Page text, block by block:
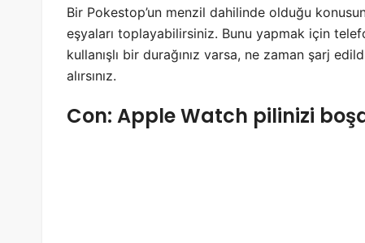
Bir Pokestop’un menzil dahilinde olduğu
eşyaları toplayabilirsiniz. Bunu yapmak için
kullanışlı bir durağınız varsa, ne zaman şarj
alırsınız.
Con: Apple Watch pilinizi